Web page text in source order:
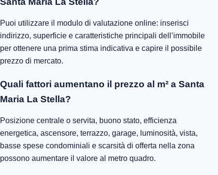
Puoi utilizzare il modulo di valutazione online: inserisci
indirizzo, superficie e caratteristiche principali dell’immobile
per ottenere una prima stima indicativa e capire il possibile
prezzo di mercato.
Quali fattori aumentano il prezzo al m² a Santa
Maria La Stella?
Posizione centrale o servita, buono stato, efficienza
energetica, ascensore, terrazzo, garage, luminosità, vista,
basse spese condominiali e scarsità di offerta nella zona
possono aumentare il valore al metro quadro.